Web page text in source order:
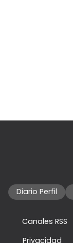
Diario Perfil
Canales RSS
Privacidad